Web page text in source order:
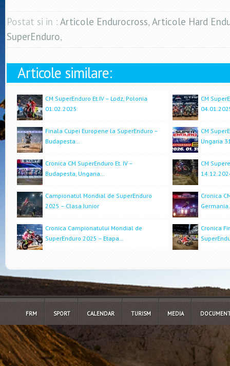
Postat si in : Articole Endurocross,Articole Hard
SuperEnduro,
Articole similare:
CM SuperEnduro Et.IV – Lodz, Polonia
01.02.2025
CM
Finala Cupei Europene la SuperEnduro –
Budapesta…
CM
Ungaria
Cronica CM SuperEnduro Et. IV –
Budapesta, Ungaria…
CM
Campionatul Mondial de SuperEnduro
2025 – Clasa Junior
Cronica
Cronica Campionatului Mondial de
SuperEnduro 2025 – Etapa…
Cronica
FRM SPORT CALENDAR TURISM MEDIA